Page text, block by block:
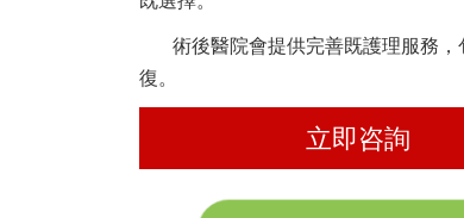
術後醫院會提供完善既護理服務
復。
立即咨詢